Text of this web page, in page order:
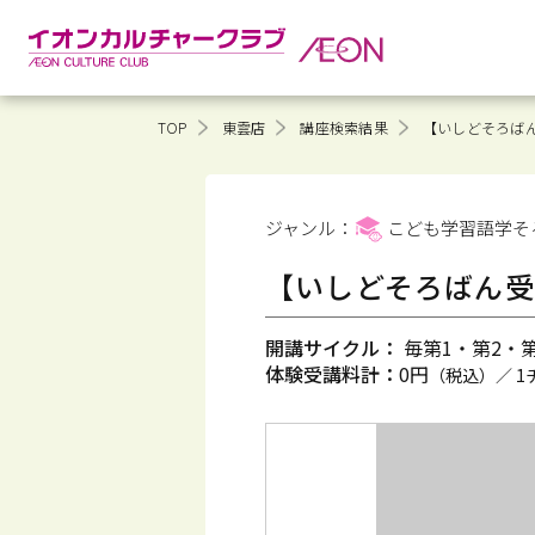
TOP 東雲店 講座検索結果 【いしどそろ
ジャンル： こども学習語学
【いしどそろばん
開講サイクル： 毎第1・第2・
体験受講料計： 0円 （税込）／